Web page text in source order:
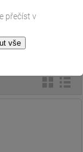
přečíst v
Nabízíme
osobní kosmetiku.